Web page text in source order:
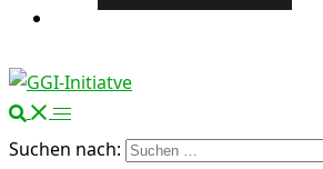
Öffentlichkeitsarbeit
Suchen nach: